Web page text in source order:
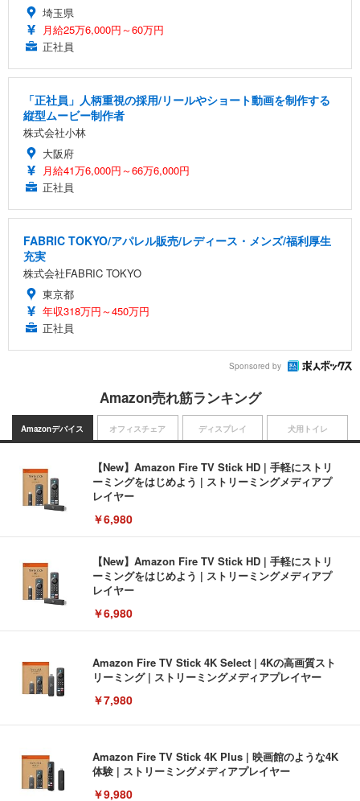
埼玉県
月給25万6,000円～60万円
正社員
「正社員」人柄重視の採用/リールやショート動画を制作する
縦型ムービー制作者
株式会社小林
大阪府
月給41万6,000円～66万6,000円
正社員
FABRIC TOKYO/アパレル販売/レディース・メンズ/福利厚生
充実
株式会社FABRIC TOKYO
東京都
年収318万円～450万円
正社員
Sponsored by
Amazon売れ筋ランキング
Amazonデバイス
【New】Amazon Fire TV Stick HD | 手軽にストリ
ーミングをはじめよう | ストリーミングメディアプ
レイヤー
￥6,980
【New】Amazon Fire TV Stick HD | 手軽にストリ
ーミングをはじめよう | ストリーミングメディアプ
レイヤー
￥6,980
Amazon Fire TV Stick 4K Select | 4Kの高画質スト
リーミング | ストリーミングメディアプレイヤー
￥7,980
Amazon Fire TV Stick 4K Plus | 映画館のような4K
体験 | ストリーミングメディアプレイヤー
￥9,980
オフィスチェア ディスプレイ 犬用トイレ